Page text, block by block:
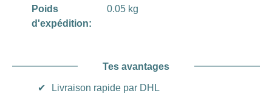
Poids
d'expédition:
0.05 kg
Tes avantages
✔
Livraison rapide par DHL